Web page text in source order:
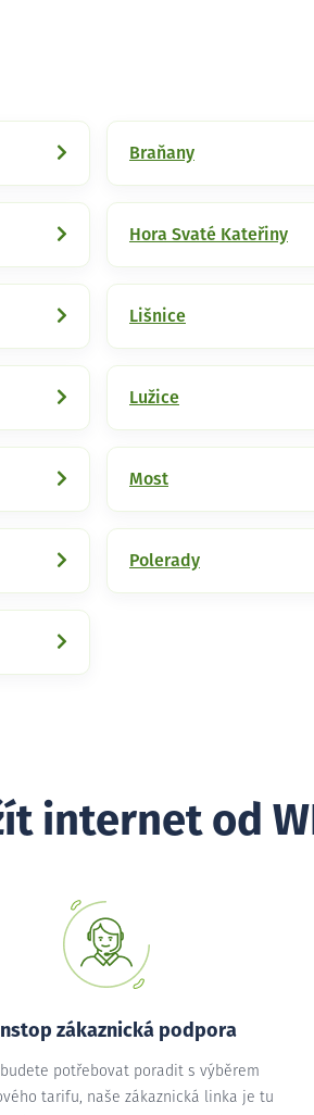
Braňany
Hora Svaté Kateřiny
Lišnice
Lužice
Most
Polerady
internet od
zákaznická podpora
budete potřebovat poradit s výběrem
tarifu, naše zákaznická linka je tu